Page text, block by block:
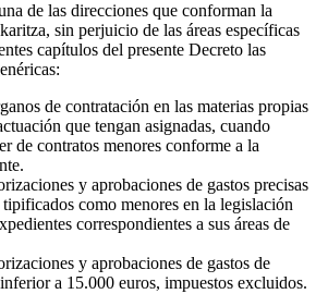
de las direcciones que conforman la
sin perjuicio de las áreas específicas
capítulos del presente Decreto las
de contratación en las materias propias
que tengan asignadas, cuando
de contratos menores conforme a la
y aprobaciones de gastos precisas
como menores en la legislación
correspondientes a sus áreas de
y aprobaciones de gastos de
a 15.000 euros, impuestos excluidos.